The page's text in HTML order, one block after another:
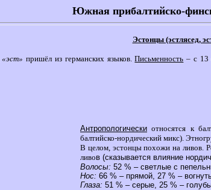
Южная прибалтийско-
Эстонцы (эстлясед,
«эст» пришёл из германских языков.Письменность – с 13
Антропологически относятся к
балтийско-нордический микс).
В целом, эстонцы похожи на ливов.
ливов (сказывается влияние
Волосы: 52 % – светлые с
Нос: 66 % – прямой, 27 % –
Глаза: 51 % – серые, 25 % –